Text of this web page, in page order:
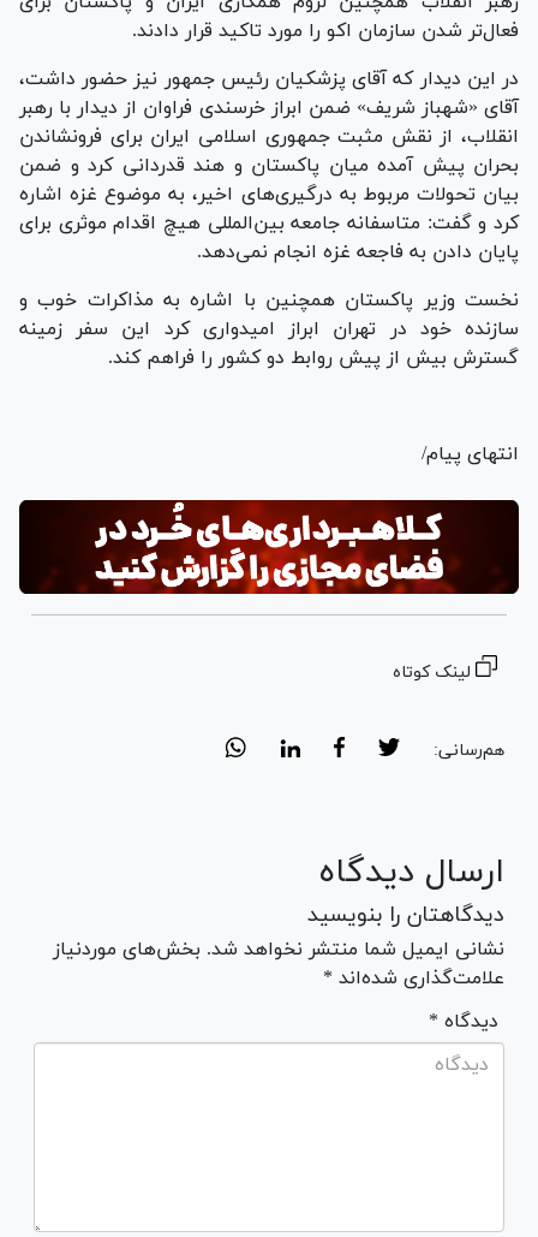
فعال‌تر شدن سازمان اکو را مورد تاکید قرار دادند.
در این دیدار که آقای پزشکیان رئیس جمهور نیز حضور داشت،
آقای «شهباز شریف» ضمن ابراز خرسندی فراوان از دیدار با رهبر
انقلاب، از نقش مثبت جمهوری اسلامی ایران برای فرونشاندن
بحران پیش آمده میان پاکستان و هند قدردانی کرد و ضمن
بیان تحولات مربوط به درگیری‌های اخیر، به موضوع غزه اشاره
کرد و گفت: متاسفانه جامعه بین‌المللی هیچ اقدام موثری برای
پایان دادن به فاجعه غزه انجام نمی‌دهد.
نخست وزیر پاکستان همچنین با اشاره به مذاکرات خوب و
سازنده خود در تهران ابراز امیدواری کرد این سفر زمینه
گسترش بیش از پیش روابط دو کشور را فراهم کند.
انتهای پیام/
لینک کوتاه
هم‌رسانی:
ارسال دیدگاه
دیدگاهتان را بنویسید
نشانی ایمیل شما منتشر نخواهد شد. بخش‌های موردنیاز
علامت‌گذاری شده‌اند *
* دیدگاه